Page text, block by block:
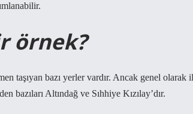
örnek?
taşıyan bazı yerler vardır. Ancak genel
bazıları Altındağ ve Sıhhiye Kızılay’dır.